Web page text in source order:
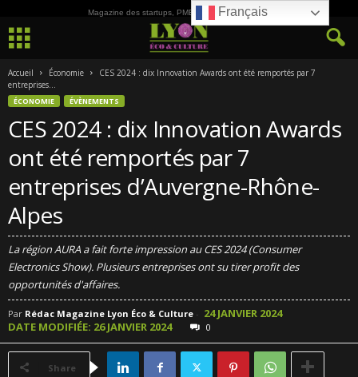
Magazine des startups, PME, ETI et de la Culture
Accueil Économie
CES 2024 : dix Innovation Awards ont été remportés par 7
entreprises...
ÉCONOMIE ÉVÈNEMENTS
CES 2024 : dix Innovation Awards
ont été remportés par 7
entreprises d’Auvergne-Rhône-
Alpes
La région AURA a fait forte impression au CES 2024 (Consumer
Electronics Show). Plusieurs entreprises ont su tirer profit des
opportunités d'affaires.
Par Rédac Magazine Lyon Éco & Culture - 24 JANVIER 2024
DATE MODIFIÉE: 26 JANVIER 2024
0
Share
Français